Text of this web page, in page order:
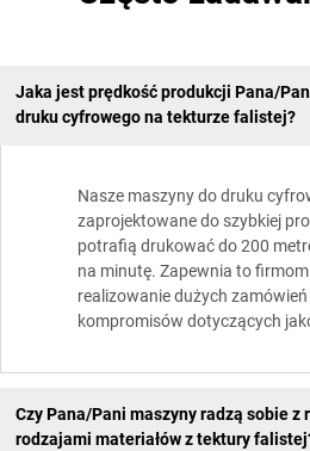
Jaka jest prędkość produkcji Pana/
druku cyfrowego na tekturze falistej?
Nasze maszyny do druku
zaprojektowane do szybkiej
potrafią drukować do 200
na minutę. Zapewnia to
realizowanie dużych zamówień
kompromisów dotyczących
Czy Pana/Pani maszyny radzą sobie z
rodzajami materiałów z tektury